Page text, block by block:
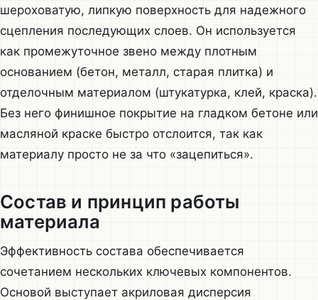
шероховатую, липкую поверхность для надежного
сцепления последующих слоев. Он используется
как промежуточное звено между плотным
основанием (бетон, металл, старая плитка) и
отделочным материалом (штукатурка, клей, краска).
Без него финишное покрытие на гладком бетоне или
масляной краске быстро отслоится, так как
материалу просто не за что «зацепиться».
Состав и принцип работы
материала
Эффективность состава обеспечивается
сочетанием нескольких ключевых компонентов.
Основой выступает акриловая дисперсия